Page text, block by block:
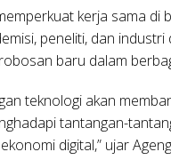
kerja sama di
peneliti, dan
baru dalam
teknologi akan
tantangan-
digital,” ujar